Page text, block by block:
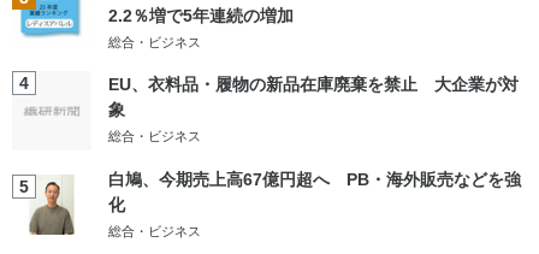
2.2％増で5年連続の増加
総合・ビジネス
4
EU、衣料品・履物の新品在庫廃棄を禁止 大企業が対
象
総合・ビジネス
5
白鳩、今期売上高67億円超へ PB・海外販売などを強
化
総合・ビジネス